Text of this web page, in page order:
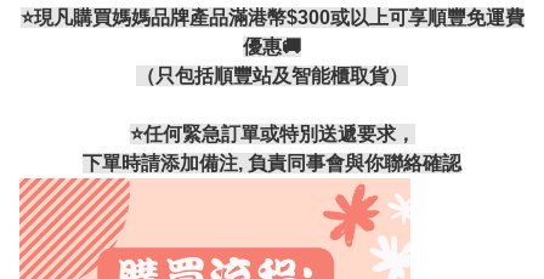
⭐現凡購買媽媽品牌產品滿港幣$300或以上可享順豐免運費
優惠🚚
（只包括順豐站及智能櫃取貨）
⭐️任何緊急訂單或特別送遞要求，
下單時請添加備注, 負責同事會與你聯絡確認